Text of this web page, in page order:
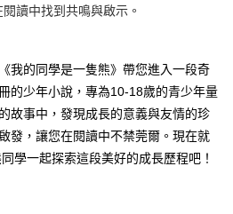
期的期數、繳款截止日，確認付款後即完
金額請依後續交易確認頁面所載為準。
認交易或遇審核未通過，訂單將自動取
況，表示未達大哥付你分期系統評分，恕無
哥付你分期」於每月結算日後寄送繳費提
擇「超商條碼／台灣大直營門市／銀行轉
」等通路繳費。
綁卡、不需儲值。
認證，即可結帳。
，再付款。
享後付」後，將跳轉至「AFTEE先享後付」
金額後，即可完成結帳。
費優惠，結帳滿499即享免運。
上)免運費
讀中找到共鳴與啟示。
我的同學是一隻熊》帶您進入一段奇
的少年小說，專為10-18歲的青少年量
故事中，發現成長的意義與友情的珍
發，讓您在閱讀中不禁莞爾。現在就
學一起探索這段美好的成長歷程吧！